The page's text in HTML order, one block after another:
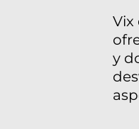
Vix
y